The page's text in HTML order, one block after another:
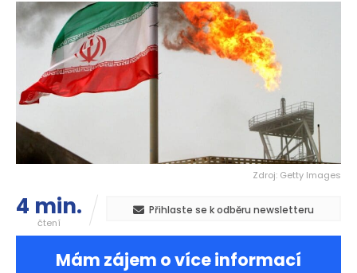
Zdroj: Getty Images
4 min.
čtení
Přihlaste se k odběru newsletteru
Mám zájem o více informací